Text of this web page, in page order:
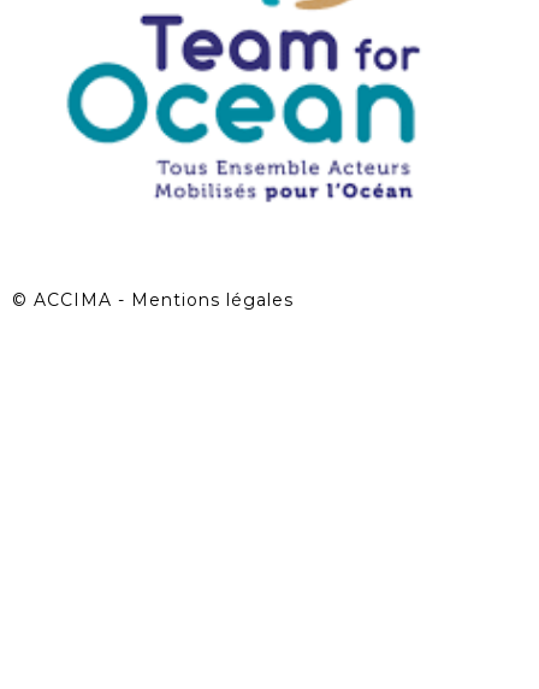
© ACCIMA - Mentions légales